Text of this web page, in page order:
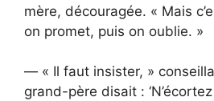
mère, découragée. « Mais
on promet, puis on oublie. »
— « Il faut insister, »
grand-père disait :